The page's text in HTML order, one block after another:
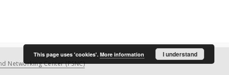
Networking Center (PSNC)
This page uses 'cookies'. More information I understand